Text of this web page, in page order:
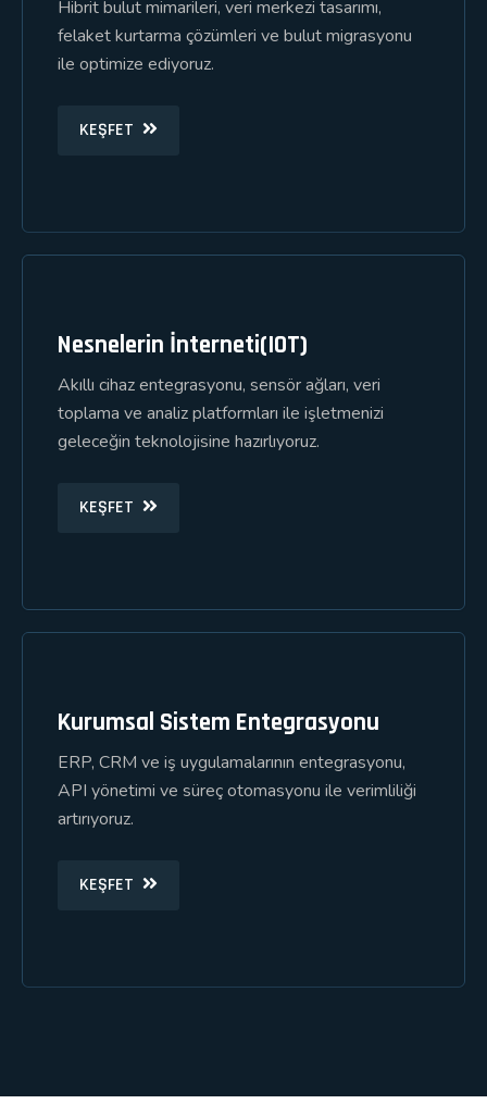
Hibrit bulut mimarileri, veri merkezi tasarımı,
felaket kurtarma çözümleri ve bulut migrasyonu
ile optimize ediyoruz.
KEŞFET
Nesnelerin İnterneti(IOT)
Akıllı cihaz entegrasyonu, sensör ağları, veri
toplama ve analiz platformları ile işletmenizi
geleceğin teknolojisine hazırlıyoruz.
KEŞFET
Kurumsal Sistem Entegrasyonu
ERP, CRM ve iş uygulamalarının entegrasyonu,
API yönetimi ve süreç otomasyonu ile verimliliği
artırıyoruz.
KEŞFET